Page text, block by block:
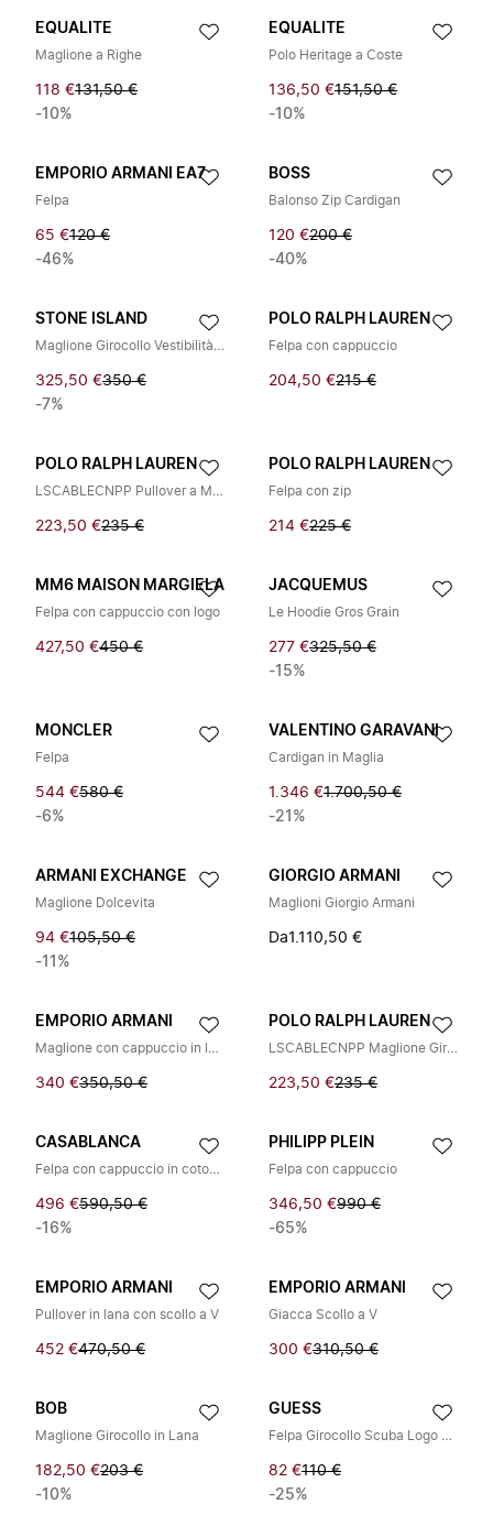
EQUALITE
Maglione a Righe
118 €131,50 €
-10%
EQUALITE
Polo Heritage a Coste
136,50 €151,50 €
-10%
EMPORIO ARMANI EA7
Felpa
65 €120 €
-46%
BOSS
Balonso Zip Cardigan
120 €200 €
-40%
STONE ISLAND
Maglione Girocollo Vestibilità Regolare
325,50 €350 €
-7%
POLO RALPH LAUREN
Felpa con cappuccio
204,50 €215 €
POLO RALPH LAUREN
LSCABLECNPP Pullover a Maniche Lunghe
223,50 €235 €
POLO RALPH LAUREN
Felpa con zip
214 €225 €
MM6 MAISON MARGIELA
Felpa con cappuccio con logo
427,50 €450 €
JACQUEMUS
Le Hoodie Gros Grain
277 €325,50 €
-15%
MONCLER
Felpa
544 €580 €
-6%
VALENTINO GARAVANI
Cardigan in Maglia
1.346 €1.700,50 €
-21%
ARMANI EXCHANGE
Maglione Dolcevita
94 €105,50 €
-11%
GIORGIO ARMANI
Maglioni Giorgio Armani
Da1.110,50 €
EMPORIO ARMANI
Maglione con cappuccio in lana vergine
340 €350,50 €
POLO RALPH LAUREN
LSCABLECNPP Maglione Girocollo a Maniche Lunghe
223,50 €235 €
CASABLANCA
Felpa con cappuccio in cotone con logo
496 €590,50 €
-16%
PHILIPP PLEIN
Felpa con cappuccio
346,50 €990 €
-65%
EMPORIO ARMANI
Pullover in lana con scollo a V
452 €470,50 €
EMPORIO ARMANI
Giacca Scollo a V
300 €310,50 €
BOB
Maglione Girocollo in Lana
182,50 €203 €
-10%
GUESS
Felpa Girocollo Scuba Logo Triangolo a Rilievo
82 €110 €
-25%